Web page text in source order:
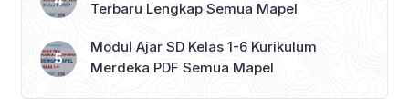
Terbaru Lengkap Semua Mapel
Modul Ajar SD Kelas 1-6 Kurikulum
Merdeka PDF Semua Mapel